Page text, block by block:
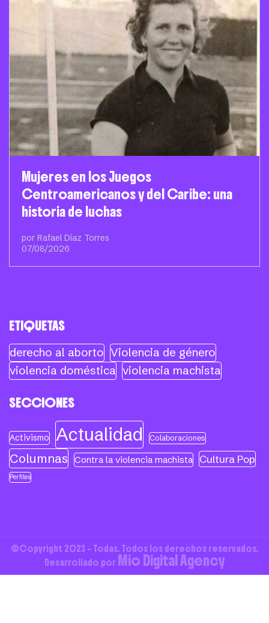
Mujeres en los Juegos
Centroamericanos y del Caribe: una
historia de luchas
por Rafael Díaz Torres
07/08/2026
ETIQUETAS
derecho al aborto Violencia de género
violencia doméstica violencia machista
SECCIONES
Activismo Actualidad Colaboraciones
Columnas Contra la violencia machista Cultura Pop
Perfiles
©Copyright 2023 - Todas. Todos los derechos reservados.
Desarrollado por Mio Digital Agency